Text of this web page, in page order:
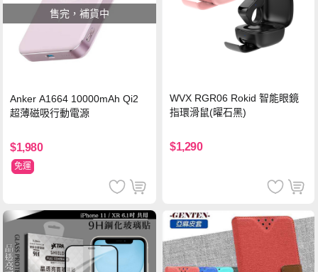
售完，補貨中
Anker A1664 10000mAh Qi2
超薄磁吸行動電源
$1,980
免運
WVX RGR06 Rokid 智能眼鏡
指環滑鼠(曜石黑)
$1,290